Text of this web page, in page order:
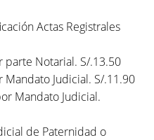
Actas Registrales
Notarial. S/.13.50
Judicial. S/.11.90
Mandato Judicial.
de Paternidad o